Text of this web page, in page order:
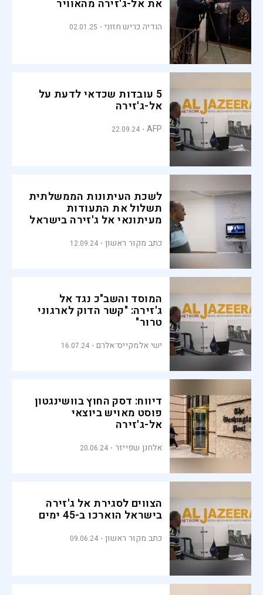
את אל-ג'זירה מהאוויר
הודיה כריש חזוני 02.01.25
5 עובדות שכדאי לדעת על
אל-ג'זירה
AFP
22.09.24
לשכת העיתונות הממשלתית
תשלול את התעודות
מעיתונאי אל ג'זירה בישראל
כתב מקור ראשון 12.09.24
המוסד והשב"כ נגד אל
ג'זירה: "קשר הדוק לארגוני
טרור"
ישי אלמקייס־אלרם 16.07.24
דיווח: דסק החוץ בוושינגטון
פוסט מאויש ביוצאי
אל-ג'זירה
אלחנן שפייזר 20.06.24
הצווים לסגירת אל ג'זירה
בישראל הוארכו ב-45 ימים
כתב מקור ראשון 09.06.24